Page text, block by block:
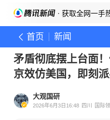
· 获取全网一手
首页 新闻
矛盾彻底摆上台面
京效仿美国，即刻
大观国研
2026年6月3日16:48 四川 国际